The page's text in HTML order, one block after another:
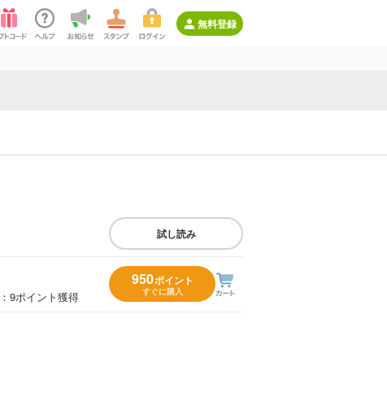
無料登録
試し読み
：9ポイント獲得
950ポイント
すぐに購入